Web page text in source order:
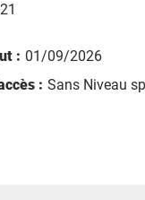
: 01/09/2026
: Sans Niveau